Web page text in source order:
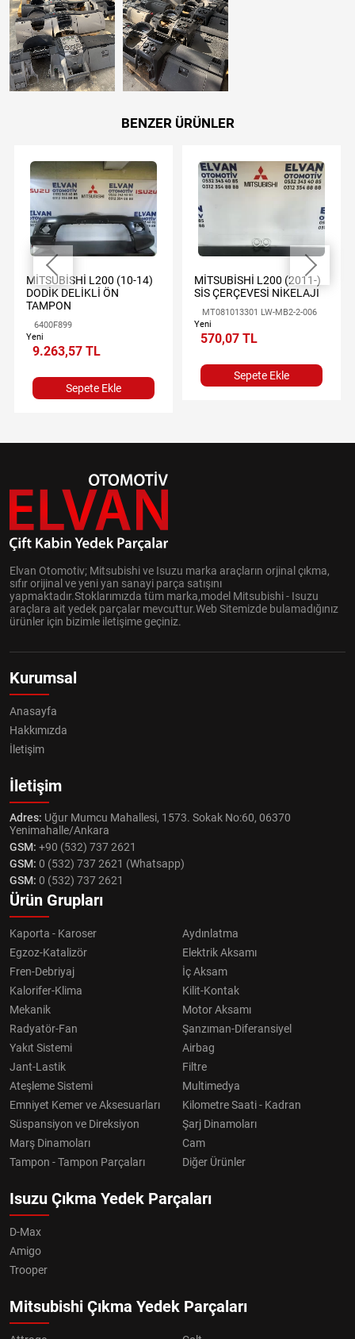
BENZER ÜRÜNLER
MİTSUBİSHİ L200 (10-14)
DODİK DELİKLİ ÖN
TAMPON
6400F899
Yeni
9.263,57 TL
Sepete Ekle
MİTSUBİSHİ L200 (2011-)
SİS ÇERÇEVESİ NİKELAJI
MT081013301 LW-MB2-2-006
Yeni
570,07 TL
Sepete Ekle
Elvan Otomotiv; Mitsubishi ve Isuzu marka araçların orjinal çıkma,
sıfır orijinal ve yeni yan sanayi parça satışını
yapmaktadır.Stoklarımızda tüm marka,model Mitsubishi - Isuzu
araçlara ait yedek parçalar mevcuttur.Web Sitemizde bulamadığınız
ürünler için bizimle iletişime geçiniz.
Kurumsal
Anasayfa
Hakkımızda
İletişim
İletişim
Adres: Uğur Mumcu Mahallesi, 1573. Sokak No:60, 06370
Yenimahalle/Ankara
GSM: +90 (532) 737 2621
GSM: 0 (532) 737 2621 (Whatsapp)
GSM: 0 (532) 737 2621
Ürün Grupları
Kaporta - Karoser
Aydınlatma
Egzoz-Katalizör
Elektrik Aksamı
Fren-Debriyaj
İç Aksam
Kalorifer-Klima
Kilit-Kontak
Mekanik
Motor Aksamı
Radyatör-Fan
Şanzıman-Diferansiyel
Yakıt Sistemi
Airbag
Jant-Lastik
Filtre
Ateşleme Sistemi
Multimedya
Emniyet Kemer ve Aksesuarları
Kilometre Saati - Kadran
Süspansiyon ve Direksiyon
Şarj Dinamoları
Marş Dinamoları
Cam
Tampon - Tampon Parçaları
Diğer Ürünler
Isuzu Çıkma Yedek Parçaları
D-Max
Amigo
Trooper
Mitsubishi Çıkma Yedek Parçaları